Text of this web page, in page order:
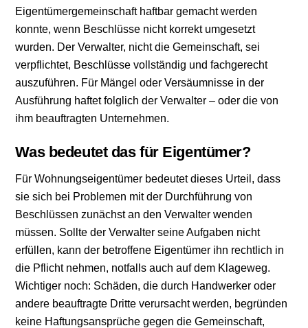
Eigentümergemeinschaft haftbar gemacht werden
konnte, wenn Beschlüsse nicht korrekt umgesetzt
wurden. Der Verwalter, nicht die Gemeinschaft, sei
verpflichtet, Beschlüsse vollständig und fachgerecht
auszuführen. Für Mängel oder Versäumnisse in der
Ausführung haftet folglich der Verwalter – oder die von
ihm beauftragten Unternehmen.
Was bedeutet das für Eigentümer?
Für Wohnungseigentümer bedeutet dieses Urteil, dass
sie sich bei Problemen mit der Durchführung von
Beschlüssen zunächst an den Verwalter wenden
müssen. Sollte der Verwalter seine Aufgaben nicht
erfüllen, kann der betroffene Eigentümer ihn rechtlich in
die Pflicht nehmen, notfalls auch auf dem Klageweg.
Wichtiger noch: Schäden, die durch Handwerker oder
andere beauftragte Dritte verursacht werden, begründen
keine Haftungsansprüche gegen die Gemeinschaft,